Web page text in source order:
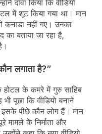
दावा किया कि वीडियो
में शूट किया गया था। मान
कनाडा नहीं गए। उनका
बताया जा रहा है,
लगाता है?”
होटल के कमरे में गुरु साहिब
पूछा कि वीडियो बनाने
इसके पीछे कौन लोग हैं। मान
मामले के निर्माता और